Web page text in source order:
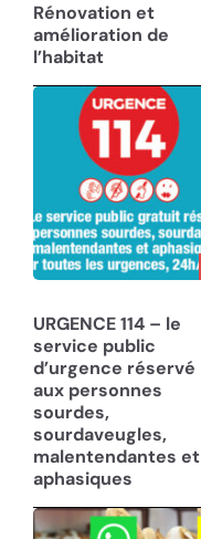
Rénovation et
amélioration de
l’habitat
URGENCE 114 – le
service public
d’urgence réservé
aux personnes
sourdes,
sourdaveugles,
malentendantes et
aphasiques